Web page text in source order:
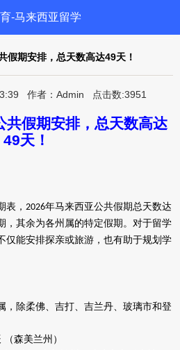
-马来西亚留学
假期安排，总天数高达49天！
作者：Admin 点击数:3951
共假期安排，总天数高达
49天！
表， 2026年马来西亚公共假期总天数达
，其余为各州属的特定假期。对于留学
仅能安排探亲或旅游，也有助于规划学
，除柔佛、吉打、吉兰丹、玻璃市和登
森美兰州）